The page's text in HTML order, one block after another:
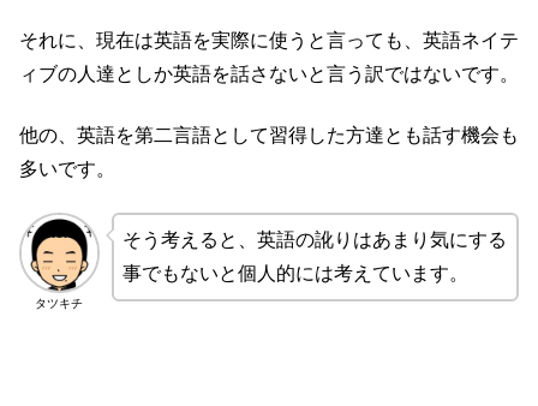
それに、現在は英語を実際に使うと言っても、英語ネイテ
ィブの人達としか英語を話さないと言う訳ではないです。
他の、英語を第二言語として習得した方達とも話す機会も
多いです。
タツキチ
そう考えると、英語の訛りはあまり気にする
事でもないと個人的には考えています。